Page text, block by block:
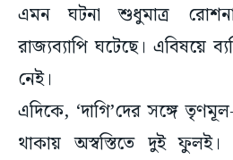
এমন ঘটনা শুধুমাত্র
রাজ্যব্যাপি ঘটেছে। এবিষয়ে
নেই।
এদিকে, ‘দাগি’দের সঙ্গে
থাকায় অস্বস্তিতে দুই ফুলই।